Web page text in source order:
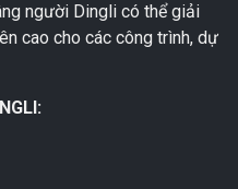
người Dingli có thể giải
cao cho các công trình, dự